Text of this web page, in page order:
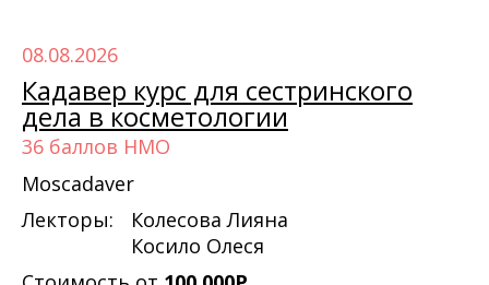
08.08.2026
Кадавер курс для сестринского
дела в косметологии
36 баллов НМО
Moscadaver
Лекторы:
Колесова Лияна
Косило Олеся